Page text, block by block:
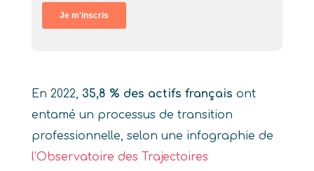
En 2022, 35,8 % des actifs français ont
entamé un processus de transition
professionnelle, selon une infographie de
l’Observatoire des Trajectoires